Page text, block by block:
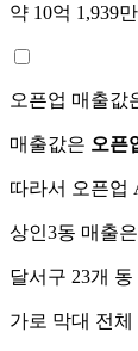
약 10억 1,939만
오픈업 매출값
매출값은 오픈
따라서 오픈업
상인3동 매출
달서구 23개 동
가로 막대 전체